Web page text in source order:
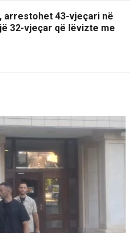
arrestohet 43-vjeçari në
32-vjeçar që lëvizte me